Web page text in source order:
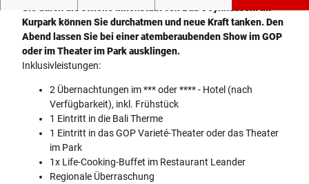
Kurpark können Sie durchatmen und neue Kraft tanken. Den
Abend lassen Sie bei einer atemberaubenden Show im GOP
oder im Theater im Park ausklingen.
Inklusivleistungen:
2 Übernachtungen im *** oder **** - Hotel (nach
Verfügbarkeit), inkl. Frühstück
1 Eintritt in die Bali Therme
1 Eintritt in das GOP Varieté-Theater oder das Theater
im Park
1x Life-Cooking-Buffet im Restaurant Leander
Regionale Überraschung